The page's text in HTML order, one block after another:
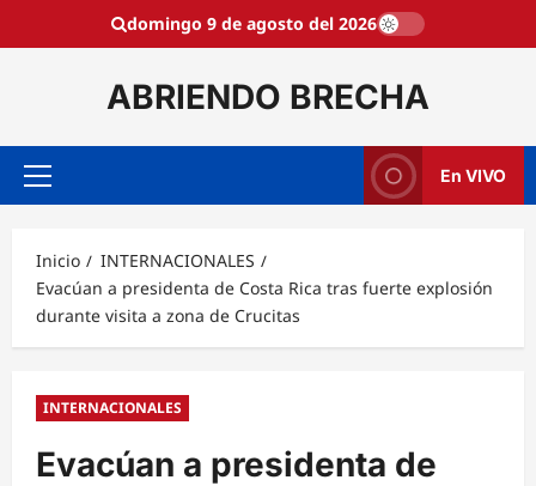
domingo 9 de agosto del 2026
ABRIENDO BRECHA
Menú
En VIVO
Inicio
INTERNACIONALES
Evacúan a presidenta de Costa Rica tras fuerte explosión
durante visita a zona de Crucitas
INTERNACIONALES
Evacúan a presidenta de